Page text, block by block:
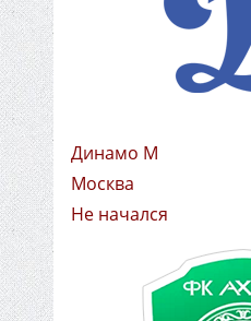
Динамо М
Москва
Не начался